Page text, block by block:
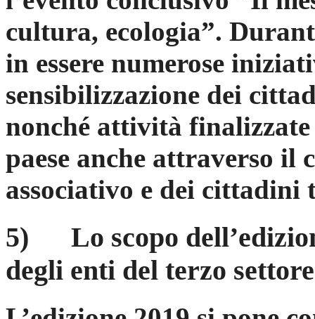
cultura, ecologia”.
in essere numerose
sensibilizzazione dei
nonché attività
paese anche attraverso il
associativo e dei cittadini
5) Lo scopo
degli enti del terzo